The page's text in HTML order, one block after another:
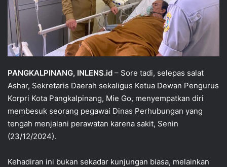
PANGKALPINANG, INLENS.id – Sore tadi, selepas salat
Ashar, Sekretaris Daerah sekaligus Ketua Dewan Pengurus
Korpri Kota Pangkalpinang, Mie Go, menyempatkan diri
membesuk seorang pegawai Dinas Perhubungan yang
tengah menjalani perawatan karena sakit, Senin
(23/12/2024).
Kehadiran ini bukan sekadar kunjungan biasa, melainkan